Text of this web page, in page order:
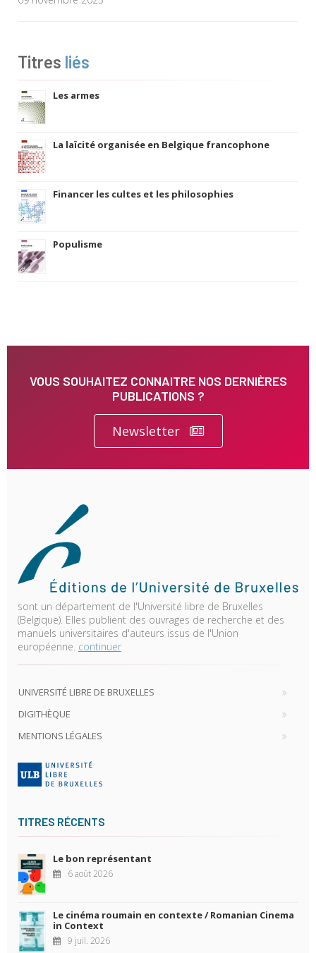
Titres liés
Les armes
La laïcité organisée en Belgique francophone
Financer les cultes et les philosophies
Populisme
VOUS SOUHAITEZ CONNAITRE NOS DERNIÈRES
PUBLICATIONS ?
Newsletter
sont un département de l'Université libre de Bruxelles
(Belgique). Elles publient des ouvrages de recherche et des
manuels universitaires d'auteurs issus de l'Union
européenne. continuer
UNIVERSITÉ LIBRE DE BRUXELLES
DIGITHÈQUE
MENTIONS LÉGALES
TITRES RÉCENTS
Le bon représentant
6 août 2026
Le cinéma roumain en contexte / Romanian Cinema
in Context
9 juil. 2026